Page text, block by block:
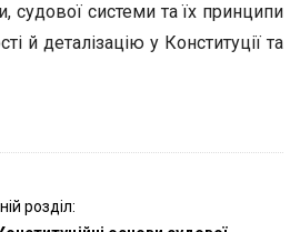
судової системи та їх принципи
й деталізацію у Конституції та
розділ: